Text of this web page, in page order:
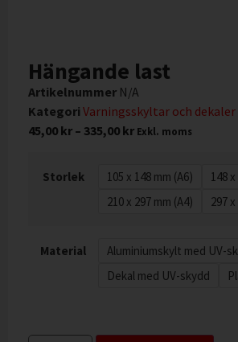
Hängande last
Artikelnummer N/A
Kategori Varningsskyltar och dekaler
45,00 kr – 335,00 kr Exkl. moms
Storlek 105 x 148 mm (A6)
148
210 x 297 mm (A4)
297
Material Aluminiumskylt med UV-
Dekal med UV-skydd